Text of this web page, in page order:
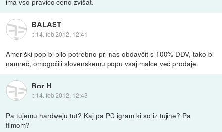
BALAST
:: 14. feb 2012, 12:41
Ameriški pop bi bilo potrebno pri nas obdavčit s 100% DDV, tako bi
namreč, omogočili slovenskemu popu vsaj malce več prodaje.
Bor H
:: 14. feb 2012, 12:43
Pa tujemu hardweju tut? Kaj pa PC igram ki so iz tujine? Pa
filmom?